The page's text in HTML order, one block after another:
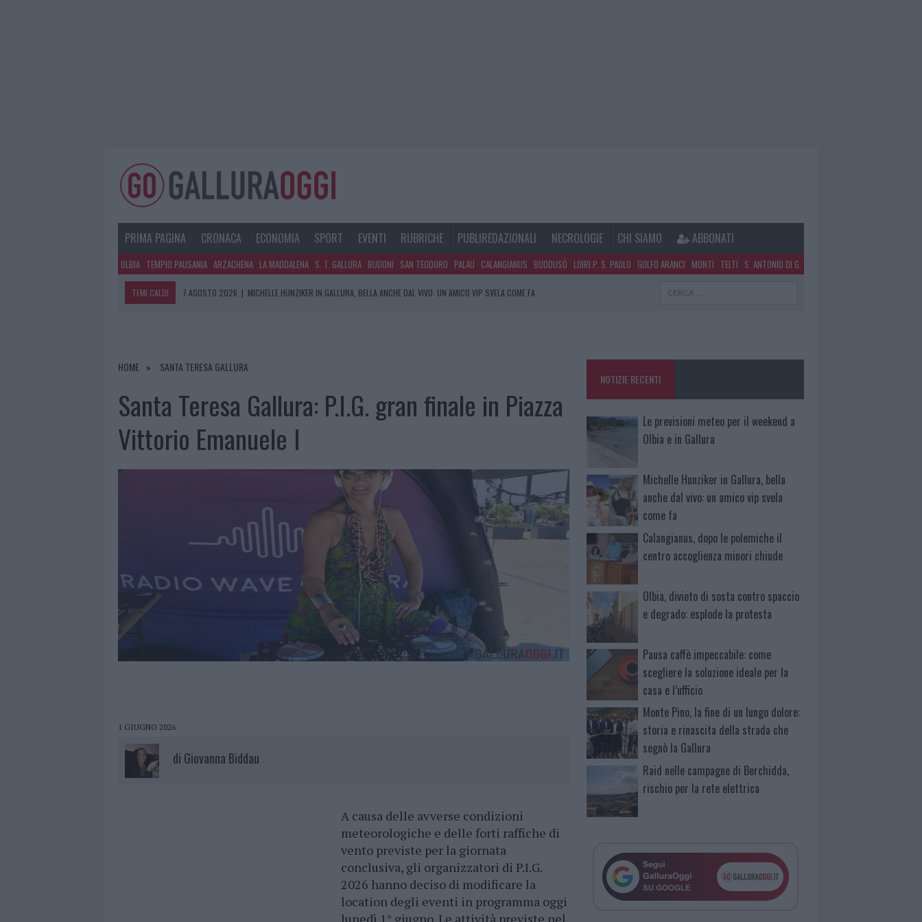
PRIMA PAGINA CRONACA ECONOMIA SPORT EVENTI RUBRICHE PUBLIREDAZIONALI NECROLOGIE CHI SIAMO ABBONATI
OLBIA TEMPIO PAUSANIA ARZACHENA LA MADDALENA S. T. GALLURA BUDONI SAN TEODORO PALAU CALANGIANUS BUDDUSÒ LOIRI P. S. PAOLO GOLFO ARANCI MONTI TELTI S. ANTONIO DI G.
TEMI CALDI 7 AGOSTO 2026 | MICHELLE HUNZIKER IN GALLURA, BELLA ANCHE DAL VIVO: UN AMICO VIP SVELA COME FA
7 AGOSTO 2026 | PAUSA CAFFÈ IMPECCABILE: COME SCEGLIERE LA SOLUZIONE IDEALE PER LA CASA E L’UFFICIO
HOME SANTA TERESA GALLURA
Santa Teresa Gallura: P.I.G. gran finale in Piazza
Vittorio Emanuele I
1 GIUGNO 2026
di Giovanna Biddau
A causa delle avverse condizioni
meteorologiche e delle forti raffiche di
vento previste per la giornata
conclusiva, gli organizzatori di P.I.G.
2026 hanno deciso di modificare la
location degli eventi in programma oggi
NOTIZIE RECENTI
Le previsioni meteo per il weekend a
Olbia e in Gallura
Michelle Hunziker in Gallura, bella
anche dal vivo: un amico vip svela
come fa
Calangianus, dopo le polemiche il
centro accoglienza minori chiude
Olbia, divieto di sosta contro spaccio
e degrado: esplode la protesta
Pausa caffè impeccabile: come
scegliere la soluzione ideale per la
casa e l’ufficio
Monte Pino, la fine di un lungo dolore:
storia e rinascita della strada che
segnò la Gallura
Raid nelle campagne di Berchidda,
rischio per la rete elettrica